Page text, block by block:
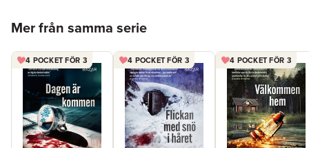
Mer från samma serie
4 POCKET FÖR 3 4 POCKET FÖR 3 4 POCKET FÖR 3